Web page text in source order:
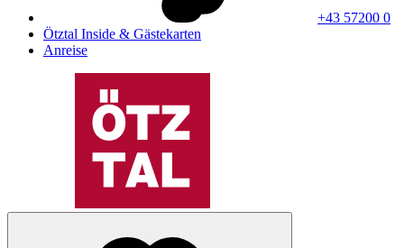
+43 57200 0
Ötztal Inside & Gästekarten
Anreise